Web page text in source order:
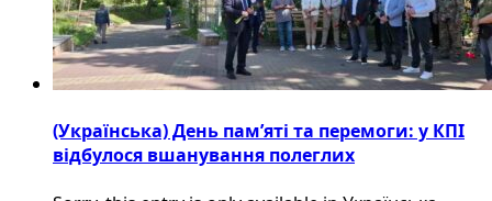
(Українська) День пам’яті та перемоги: у КПІ
відбулося вшанування полеглих